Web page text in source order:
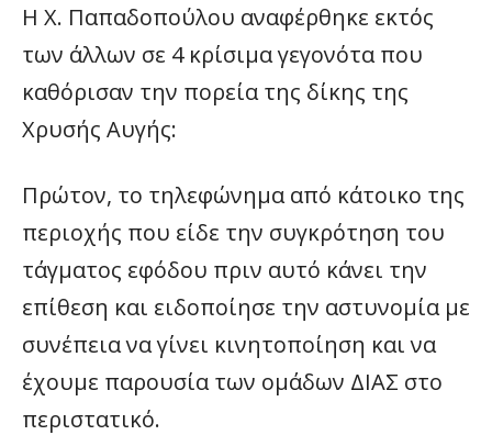
Η Χ. Παπαδοπούλου αναφέρθηκε εκτός
των άλλων σε 4 κρίσιμα γεγονότα που
καθόρισαν την πορεία της δίκης της
Χρυσής Αυγής:
Πρώτον, το τηλεφώνημα από κάτοικο της
περιοχής που είδε την συγκρότηση του
τάγματος εφόδου πριν αυτό κάνει την
επίθεση και ειδοποίησε την αστυνομία με
συνέπεια να γίνει κινητοποίηση και να
έχουμε παρουσία των ομάδων ΔΙΑΣ στο
περιστατικό.